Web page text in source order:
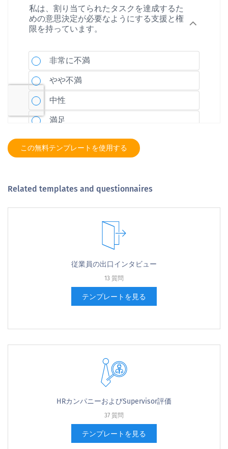
この無料テンプレートを使用する
Related templates and questionnaires
従業員の出口インタビュー
13 質問
テンプレートを見る
HRカンパニーおよびSupervisor評価
37 質問
テンプレートを見る